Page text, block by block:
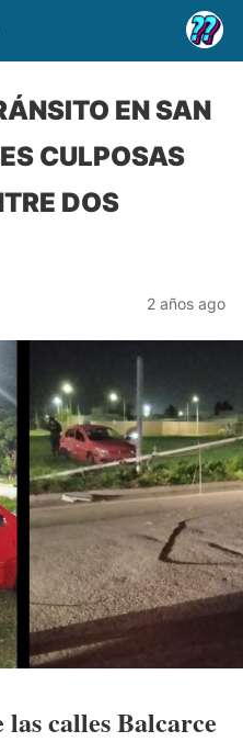
EN SAN
CULPOSAS
DOS
2 años ago
calles Balcarce